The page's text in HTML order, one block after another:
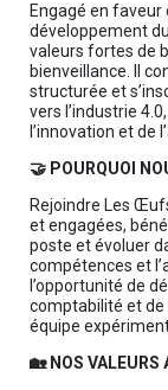
Engagé en faveur
développement
valeurs fortes de
bienveillance. Il
structurée et
vers l’industrie
l’innovation et de
🤝 POURQUOI
Rejoindre Les
et engagées,
poste et évoluer
compétences et
l’opportunité de
comptabilité et de
équipe
🏡 NOS VALEURS